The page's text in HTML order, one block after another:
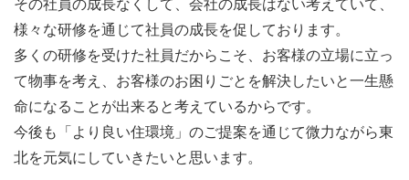
当社は、当社の個人情報の取り扱いに関してご本人又
はその他の方から苦情又は相談を受けた場合には、誠
実にこれに対応し、 また必要に応じて当社における
個人情報の取り扱い方法を改善いたします。
【個人情報に関する公表事項】
様々な研修を通じて社員の成長を促しております。
多くの研修を受けた社員だからこそ、お客様の立場に立っ
て物事を考え、お客様のお困りごとを解決したいと一生懸
命になることが出来ると考えているからです。
今後も「より良い住環境」のご提案を通じて微力ながら東
北を元気にしていきたいと思います。